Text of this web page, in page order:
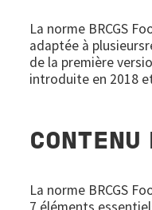
La norme BRCGS
adaptée à
de la première
introduite en 2018
La norme BRCGS
7 éléments